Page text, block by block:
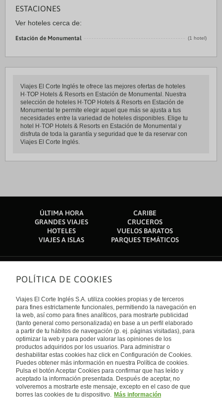
ESTACIONES
Ver hoteles cerca de:
Estación de Monumental (1 hotel)
Viajes El Corte Inglés te ofrece las mejores ofertas de hoteles
H·TOP Hotels & Resorts en Estación de Monumental. Nuestra
selección de hoteles H·TOP Hotels & Resorts en Estación de
Monumental te permite elegir aquel que más se ajusta a tus
necesidades entre la variedad de hoteles disponibles. Elige tu
hotel H·TOP Hotels & Resorts en Estación de Monumental y
disfruta de toda la garantía y seguridad que te da reservar con
Viajes El Corte Inglés.
ÚLTIMA HORA
CARIBE
GRANDES VIAJES
CRUCEROS
HOTELES
VUELOS BARATOS
VIAJES A ISLAS
PARQUES TEMÁTICOS
Sobre nosotros
Quiénes somos
Financiación
Sostenibilidad
Turismo accesible
Tarjeta El Corte Inglés
Trabaja con nosotros
El Corte Inglés
Canal Ético
Enlaces de interés
Guías de viaje
Catálogos
Auto check-in
Condiciones Generales
Política de privacidad
Política de cookies
Accesibilidad
Empresas/ Grupos
Internacional
España
Visita nuestro blog
Blog de Viajes el Corte inglés
POLÍTICA DE COOKIES
Viajes El Corte Inglés S.A. utiliza cookies propias y de terceros
para fines estrictamente funcionales, permitiendo la navegación en
la web, así como para fines analíticos, para mostrarte publicidad
(tanto general como personalizada) en base a un perfil elaborado
a partir de tu hábitos de navegación (p. ej. páginas visitadas), para
optimizar la web y para poder valorar las opiniones de los
productos adquiridos por los usuarios. Para administrar o
deshabilitar estas cookies haz click en Configuración de Cookies.
Puedes obtener más información en nuestra Política de cookies.
Pulsa el botón Aceptar Cookies para confirmar que has leído y
aceptado la información presentada. Después de aceptar, no
volveremos a mostrarte este mensaje, excepto en el caso de que
borres las cookies de tu dispositivo. Más información